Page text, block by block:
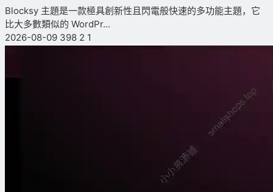
Blocksy 主題是一款極具創新性且閃電般快速的多功能主題，它
比大多數類似的 WordPr...
2026-08-09 398 2 1